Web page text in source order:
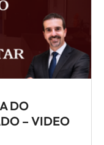
DO
– VIDEO